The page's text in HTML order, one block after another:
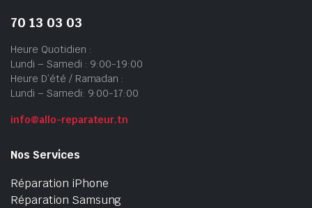
70 13 03 03
Heure Quotidien :
Lundi – Samedi : 9:00-19:00
Heure D’été / Ramadan :
Lundi – Samedi: 9:00-17:00
info@allo-reparateur.tn
Nos Services
Réparation iPhone
Réparation Samsung